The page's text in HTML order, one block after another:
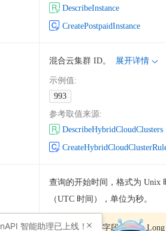
DescribeInstance
CreatePostpaidInstance
混合云集群 ID。 展开详情
示例值:
993
参考取值来源:
DescribeHybridCloudClusters
查询的开始时间，格式为 Unix
（UTC 时间），单位为秒。
注意 该字段类型为
智能助理已上线！